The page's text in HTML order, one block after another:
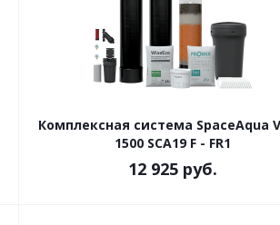
Комплексная система SpaceAqua
1500 SCA19 F - FR1
12 925 руб.